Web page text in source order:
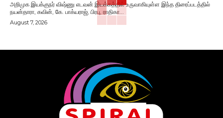
அறிமுக இயக்குநர் விஷ்ணு எடவன் இயக்கத்தில் உருவாகியுள்ள இந்த திரைப்படத்தில்
நயன்தாரா, கவின், கே. பாக்யராஜ், பிரபு, ராதிகா...
August 7, 2026